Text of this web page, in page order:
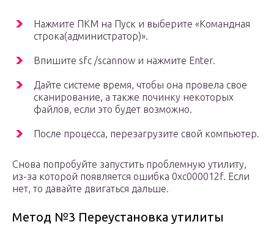
Нажмите ПКМ на Пуск и выберите «Командная
строка(администратор)».
Впишите sfc /scannow и нажмите Enter.
Дайте системе время, чтобы она провела свое
сканирование, а также починку некоторых
файлов, если это будет возможно.
После процесса, перезагрузите свой компьютер.
Снова попробуйте запустить проблемную утилиту,
из-за которой появляется ошибка 0xc000012f. Если
нет, то давайте двигаться дальше.
Метод №3 Переустановка утилиты